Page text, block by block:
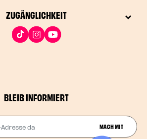
ZUGÄNGLICHKEIT
BLEIB INFORMIERT
Adresse da
MACH MIT